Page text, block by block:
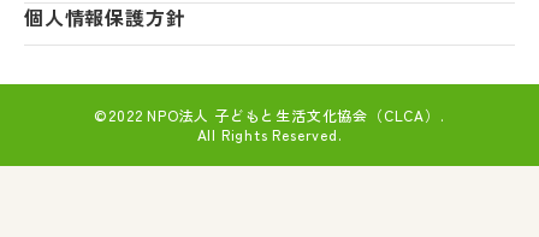
個人情報保護方針
©2022 NPO法人 子どもと生活文化協会（CLCA）.
All Rights Reserved.